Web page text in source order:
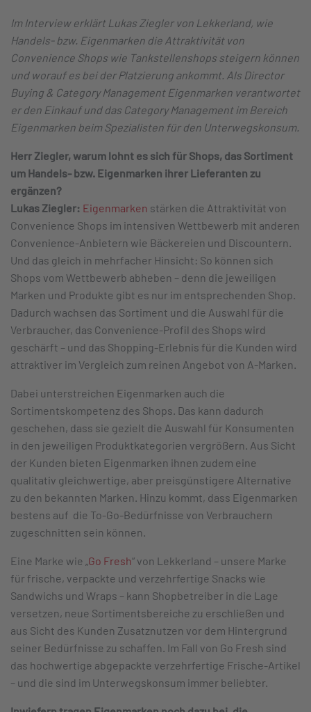
Im Interview erklärt Lukas Ziegler von Lekkerland, wie
Handels- bzw. Eigenmarken die Attraktivität von
Convenience Shops wie Tankstellenshops steigern können
und worauf es bei der Platzierung ankommt. Als Director
Buying & Category Management Eigenmarken verantwortet
er den Einkauf und das Category Management im Bereich
Eigenmarken beim Spezialisten für den Unterwegskonsum.
Herr Ziegler, warum lohnt es sich für Shops, das Sortiment
um Handels- bzw. Eigenmarken ihrer Lieferanten zu
ergänzen?
Lukas Ziegler: Eigenmarken stärken die Attraktivität von
Convenience Shops im intensiven Wettbewerb mit anderen
Convenience-Anbietern wie Bäckereien und Discountern.
Und das gleich in mehrfacher Hinsicht: So können sich
Shops vom Wettbewerb abheben – denn die jeweiligen
Marken und Produkte gibt es nur im entsprechenden Shop.
Dadurch wachsen das Sortiment und die Auswahl für die
Verbraucher, das Convenience-Profil des Shops wird
geschärft – und das Shopping-Erlebnis für die Kunden wird
attraktiver im Vergleich zum reinen Angebot von A-Marken.
Dabei unterstreichen Eigenmarken auch die
Sortimentskompetenz des Shops. Das kann dadurch
geschehen, dass sie gezielt die Auswahl für Konsumenten
in den jeweiligen Produktkategorien vergrößern. Aus Sicht
der Kunden bieten Eigenmarken ihnen zudem eine
qualitativ gleichwertige, aber preisgünstigere Alternative
zu den bekannten Marken. Hinzu kommt, dass Eigenmarken
bestens auf die To-Go-Bedürfnisse von Verbrauchern
zugeschnitten sein können.
Eine Marke wie „Go Fresh“ von Lekkerland – unsere Marke
für frische, verpackte und verzehrfertige Snacks wie
Sandwichs und Wraps – kann Shopbetreiber in die Lage
versetzen, neue Sortimentsbereiche zu erschließen und
aus Sicht des Kunden Zusatznutzen vor dem Hintergrund
seiner Bedürfnisse zu schaffen. Im Fall von Go Fresh sind
das hochwertige abgepackte verzehrfertige Frische-Artikel
– und die sind im Unterwegskonsum immer beliebter.